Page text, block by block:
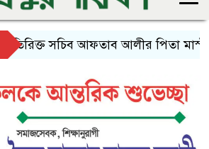
সচিব আফতাব আলীর পিতা মাস্টার